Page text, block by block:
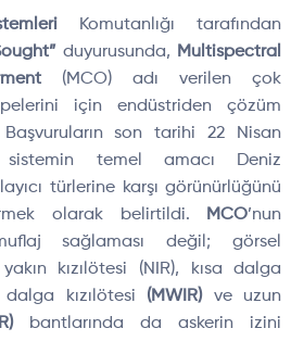
Komutanlığı tarafından
duyurusunda,
Multispectral
(MCO) adı verilen çok
için endüstriden çözüm
son tarihi 22 Nisan
sistemin temel amacı Deniz
türlerine karşı görünürlüğünü
olarak belirtildi.
MCO’nun
sağlaması değil; görsel
kızılötesi (NIR), kısa dalga
kızılötesi (MWIR) ve uzun
bantlarında da askerin izini